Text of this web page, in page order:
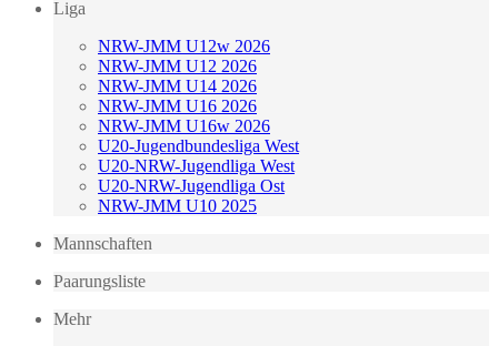
Liga
NRW-JMM U12w 2026
NRW-JMM U12 2026
NRW-JMM U14 2026
NRW-JMM U16 2026
NRW-JMM U16w 2026
U20-Jugendbundesliga West
U20-NRW-Jugendliga West
U20-NRW-Jugendliga Ost
NRW-JMM U10 2025
Mannschaften
Paarungsliste
Mehr